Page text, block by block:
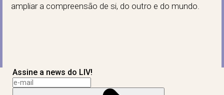
ampliar a compreensão de si, do outro e do mundo.
Assine a news do LIV!